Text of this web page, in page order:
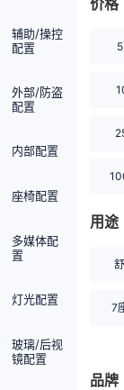
辅助/操控
配置
外部/防盗
配置
内部配置
座椅配置
多媒体配
置
灯光配置
玻璃/后视
镜配置
价格
用途
7
品牌